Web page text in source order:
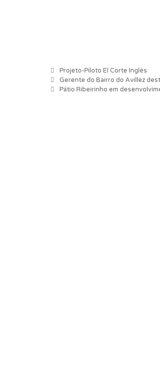
Categorias
Projeto-Piloto El Corte Inglés
Navegação de artigos
Gerente do Bairro do Avillez
Pátio Ribeirinho em